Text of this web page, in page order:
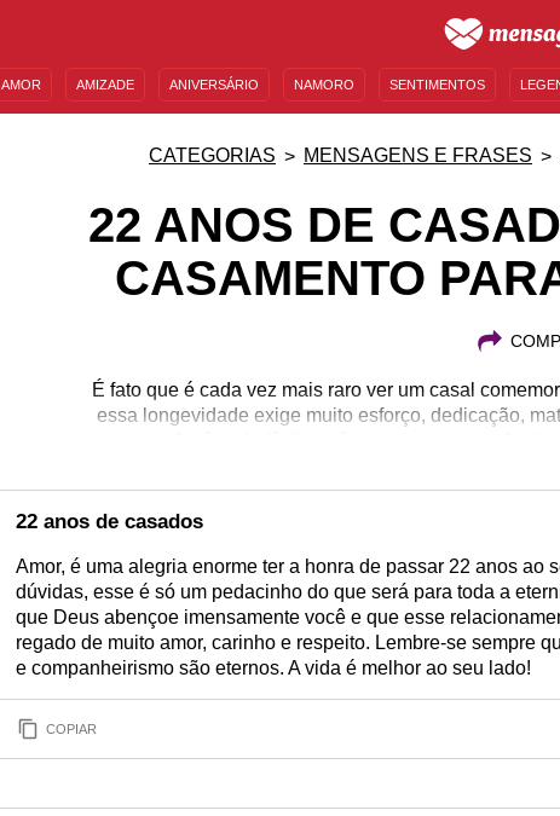
AMOR AMIZADE ANIVERSÁRIO NAMORO SENTIMENTOS
CATEGORIAS MENSAGENS E FRASES
22 ANOS DE
CASAMENTO
É fato que é cada vez mais raro ver um casal
essa longevidade exige muito esforço, dedicação,
que não é nada fácil, porém, com a construção
você procura as mais belas palavras para declarar
22 anos de casados
Amor, é uma alegria enorme ter a honra de passar 22 anos ao
dúvidas, esse é só um pedacinho do que será para toda a
que Deus abençoe imensamente você e que esse
regado de muito amor, carinho e respeito. Lembre-se sempre
e companheirismo são eternos. A vida é melhor ao seu lado!
COPIAR